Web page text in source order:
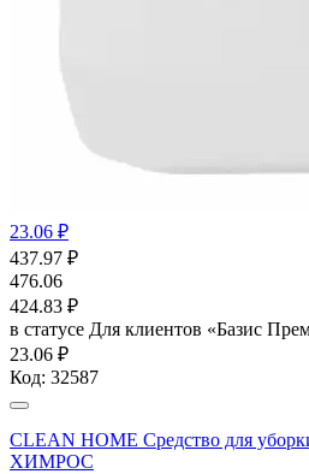
23.06 ₽
437.97 ₽
476.06
424.83 ₽
в статусе Для клиентов «Базис
23.06 ₽
Код: 32587
CLEAN HOME Средство для
ХИМРОС